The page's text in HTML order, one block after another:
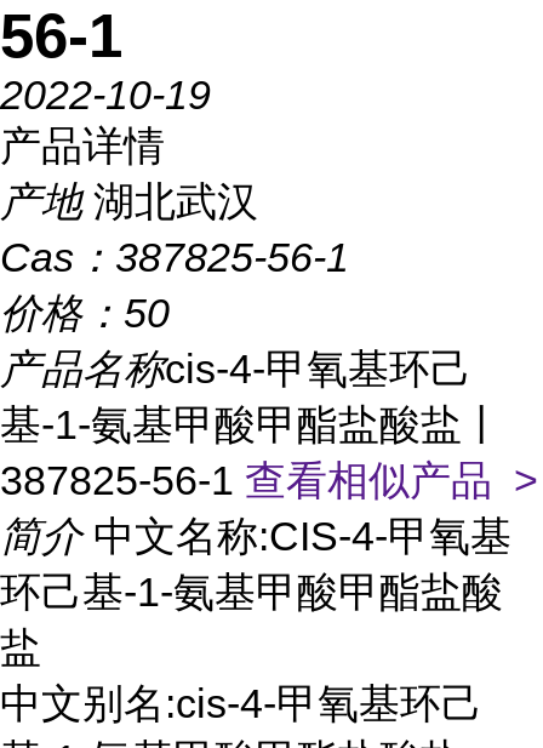
56-1
2022-10-19
产品详情
产地 湖北武汉
Cas： 387825-56-1
价格： 50
产品名称cis-4-甲氧基环己
基-1-氨基甲酸甲酯盐酸盐丨
387825-56-1 查看相似产品 >
简介 中文名称:CIS-4-甲氧基
环己基-1-氨基甲酸甲酯盐酸
盐
中文别名:cis-4-甲氧基环己